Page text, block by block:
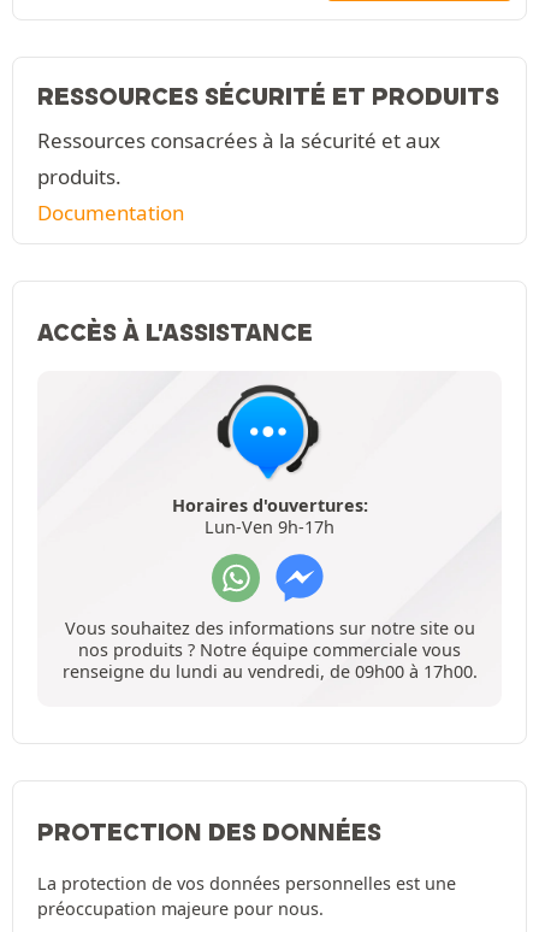
RESSOURCES SÉCURITÉ ET PRODUITS
Ressources consacrées à la sécurité et aux
produits.
Documentation
ACCÈS À L'ASSISTANCE
Horaires d'ouvertures:
Lun-Ven 9h-17h
Vous souhaitez des informations sur notre site ou
nos produits ? Notre équipe commerciale vous
renseigne du lundi au vendredi, de 09h00 à 17h00.
PROTECTION DES DONNÉES
La protection de vos données personnelles est une
préoccupation majeure pour nous.